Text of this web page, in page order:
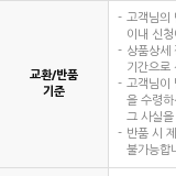
교환/반품
기준
고객님의
이내 신
상품상세
기간으로
고객님이
을 수령
그 사실
반품 시
불가능합